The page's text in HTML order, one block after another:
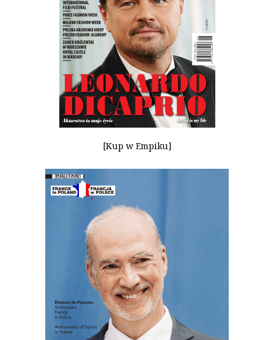
[Kup w Empiku]